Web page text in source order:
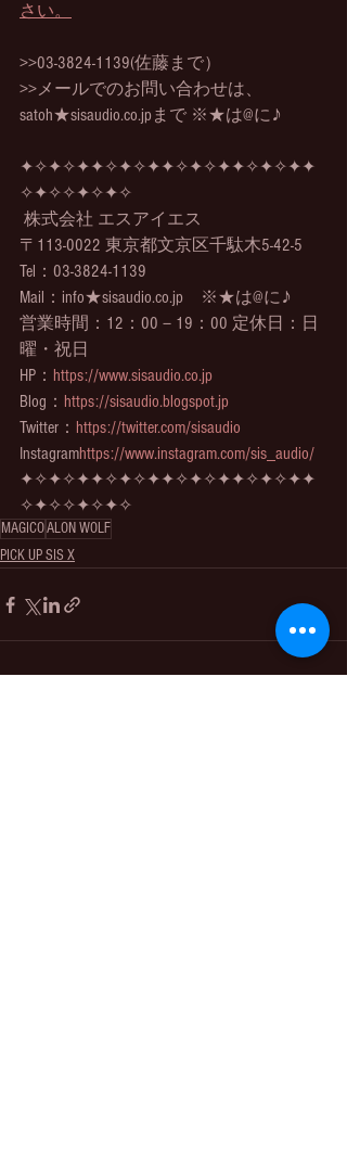
さい。
>>03-3824-1139(佐藤まで）
>>メールでのお問い合わせは、
satoh★sisaudio.co.jpまで ※★は@に♪
✦✧✦✧✦✦✧✦✧✦✦✧✦✧✦✦✧✦✧✦✦
✧✦✧✧✦✧✦✧
株式会社 エスアイエス
〒113-0022 東京都文京区千駄木5-42-5
Tel：03-3824-1139
Mail：info★sisaudio.co.jp　※★は@に♪
営業時間：12：00－19：00 定休日：日
曜・祝日
HP： https://www.sisaudio.co.jp
Blog： https://sisaudio.blogspot.jp
Twitter： https://twitter.com/sisaudio
Instagramhttps://www.instagram.com/sis_audio/
✦✧✦✧✦✦✧✦✧✦✦✧✦✧✦✦✧✦✧✦✦
✧✦✧✧✦✧✦✧
MAGICOALON WOLF
PICK UP SIS X